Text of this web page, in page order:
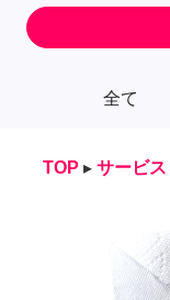
全て
TOP ▸ サービス